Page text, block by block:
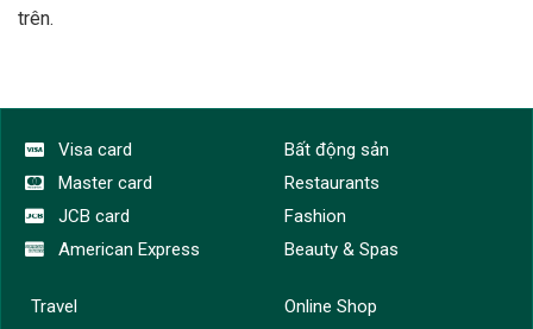
Xe - Phương tiện
Tất cả danh mục
trên.
Visa card
Master card
JCB card
American Express
Bất động sản
Restaurants
Fashion
Beauty & Spas
Travel
Online Shop